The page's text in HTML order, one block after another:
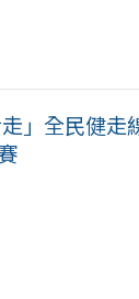
」全民健走